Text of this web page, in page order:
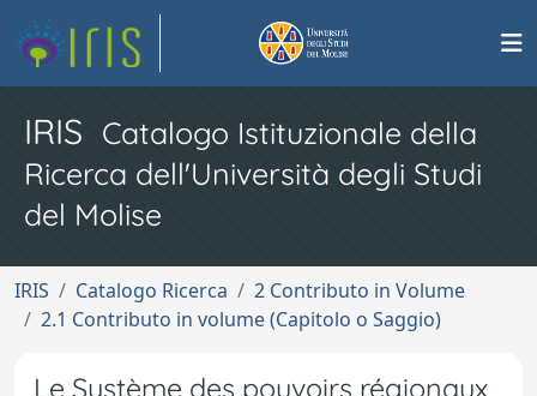
IRIS Catalogo Istituzionale della
Ricerca dell'Università degli Studi
del Molise
IRIS Catalogo Ricerca
2 Contributo in Volume
2.1 Contributo in volume (Capitolo o Saggio)
Le Système des pouvoirs régionaux